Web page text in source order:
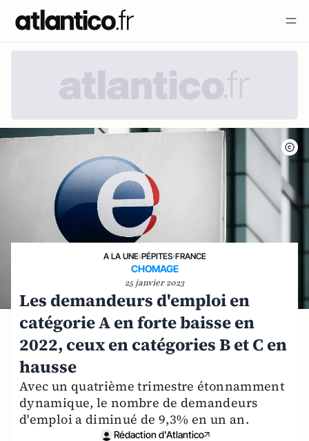
A LA UNE›PÉPITES›FRANCE
CHOMAGE
25 janvier 2023
Les demandeurs d'emploi en
catégorie A en forte baisse en
2022, ceux en catégories B et C en
hausse
Avec un quatrième trimestre étonnamment
dynamique, le nombre de demandeurs
d'emploi a diminué de 9,3% en un an.
Rédaction d'Atlantico